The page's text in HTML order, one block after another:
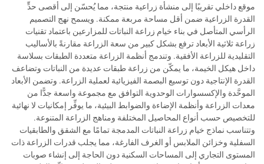
موقع داخلي تقريبًا إلى منشأة زراعية منتجة، مما يُحسّن إلى أقصى حدٍّ
القدرة الزراعية ضمن أقل مساحة مربعة ممكنة. ويسمح نهج التصميم
الرأسي المتأصل في بناء خيام زراعة النباتات للمزارعين باعتماد تقنيات
زراعة ثلاثية الأبعاد ترفع بشكل كبير من سعة الزراعة مقارنةً بالأساليب
التقليدية للزراعة الأفقية. وتندمج أنظمة الزراعة متعددة الطبقات بسلاسة
داخل هيكل الخيمة، ما يمكّن من زراعة طبقات عديدة من النباتات وتضاعف
القدرة الإنتاجية دون توسيع البصمة الفيزيائية لعملية الزراعة. وتضمن الأبعاد
الموحَّدة والإكسسوارات الوحدوية التوافق مع مجموعة واسعة جدًّا من
معدات الزراعة وأنظمة الإضاءة والضوابط البيئية، ما يوفِّر إمكانيات لا نهائية
للتخصيص حسب أنواع المحاصيل المختلفة ومناهج الزراعة المتنوعة.
وتتناسب نماذج خيام زراعة النباتات المدمجة تمامًا مع الشقق والطابقيات
السفلية وخزائن الملابس أو الغرف الفارغة، مما يجلب قدرات الزراعة ذات
المستوى التجاري إلى المساحات السكنية دون الحاجة إلى إنشاء صوبات